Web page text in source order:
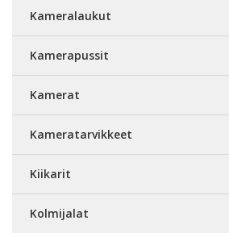
Kameralaukut
Kamerapussit
Kamerat
Kameratarvikkeet
Kiikarit
Kolmijalat